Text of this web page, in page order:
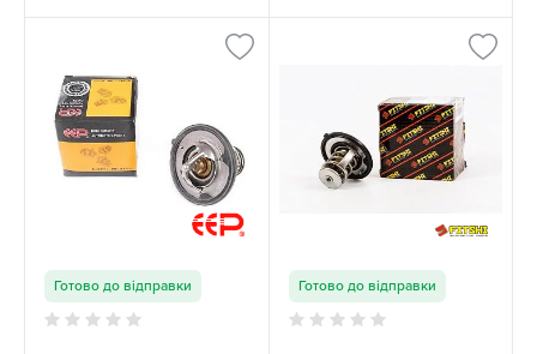
Готово до відправки Готово до відправки